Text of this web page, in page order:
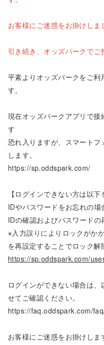
お客様にご迷惑をお掛けしま
引き続き、オッズパークでご
平素よりオッズパークをご利
す。
現在オッズパークアプリで接
す
恐れ入りますが、スマート
します。
https://sp.oddspark.com/
【ログインできない方は以下
IDやパスワードをお忘れの
IDの確認およびパスワードの
※入力誤りによりロックがか
を再設定することでロック解
https://sp.oddspark.com/
ログインができない場合は
せてご確認ください。
https://faq.oddspark.com/
お客様にご迷惑をお掛けしま